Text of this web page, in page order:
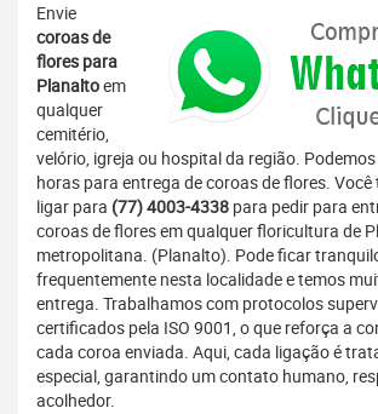
Envie
coroas de
flores para
Planaltoem
qualquer
cemitério,
velório, igreja ou hospital da região.
horas para entrega de coroas de flores.
ligar para (77) 4003-4338 para pedir para
coroas de flores em qualquer floricultura de
metropolitana. (Planalto). Pode ficar
frequentemente nesta localidade e temos
entrega. Trabalhamos com protocolos
certificados pela ISO 9001, o que reforça a
cada coroa enviada. Aqui, cada ligação é
especial, garantindo um contato humano,
acolhedor.